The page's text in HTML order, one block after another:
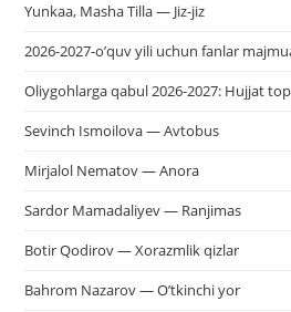
Yunkaa, Masha Tilla — Jiz-jiz
2026-2027-o’quv yili uchun fanlar
Oliygohlarga qabul 2026-2027: Hujjat
Sevinch Ismoilova — Avtobus
Mirjalol Nematov — Anora
Sardor Mamadaliyev — Ranjimas
Botir Qodirov — Xorazmlik qizlar
Bahrom Nazarov — O’tkinchi yor